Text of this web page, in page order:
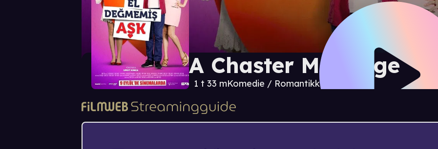
A Chaster Marriage
1 t 33 mKomedie / Romantikk